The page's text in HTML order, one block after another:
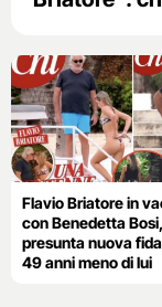
Flavio Briatore in
con Benedetta
presunta nuova
49 anni meno di lui